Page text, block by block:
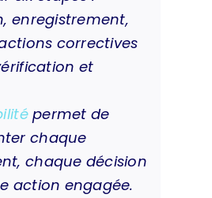
enregistrement,
correctives
et
permet de
chaque
chaque décision
action engagée.